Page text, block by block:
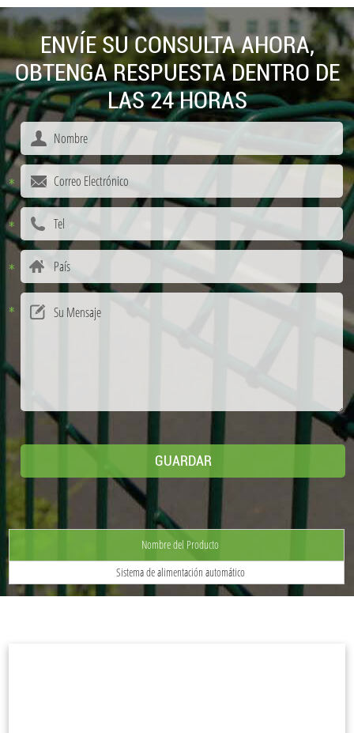
ENVÍE SU CONSULTA AHORA,
OBTENGA RESPUESTA DENTRO DE
LAS 24 HORAS
Nombre del Producto
Sistema de alimentación automático